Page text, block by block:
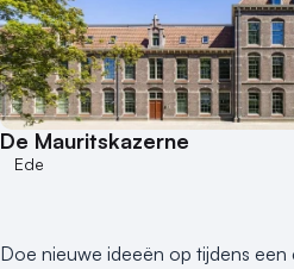
10 of meer zalen
Aantal personen
1 - 50 personen
50 - 100 personen
100 - 250 personen
Bijzondere locaties
De Mauritskazerne
Ede
Doe nieuwe ideeën op tijdens een